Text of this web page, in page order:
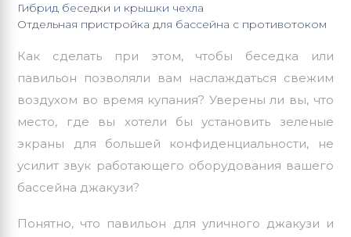
Гибрид беседки и крышки чехла
Отдельная пристройка для бассейна с противотоком
Как сделать при этом, чтобы беседка или
павильон позволяли вам наслаждаться свежим
воздухом во время купания? Уверены ли вы, что
место, где вы хотели бы установить зеленые
экраны для большей конфиденциальности, не
усилит звук работающего оборудования вашего
бассейна джакузи?
Понятно, что павильон для уличного джакузи и